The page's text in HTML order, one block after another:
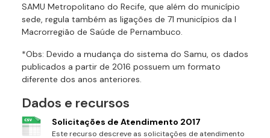
SAMU Metropolitano do Recife, que além do município
sede, regula também as ligações de 71 municípios da I
Macrorregião de Saúde de Pernambuco.
*Obs: Devido a mudança do sistema do Samu, os dados
publicados a partir de 2016 possuem um formato
diferente dos anos anteriores.
Dados e recursos
Solicitações de Atendimento 2017
Este recurso descreve as solicitações de atendimento